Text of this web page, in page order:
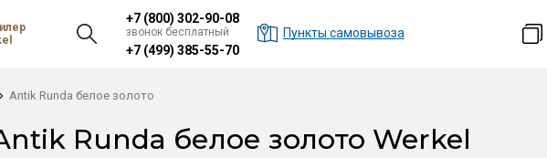
+7 (800) 302-90-08
звонок бесплатный
+7 (499) 385-55-70
Пункты самовывоза
Antik Runda белое золото
Runda белое золото Werkel